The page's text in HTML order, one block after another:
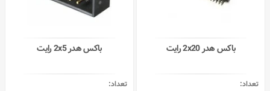
باکس هدر 2x20 رایت
تعداد:
باکس هدر 2x5 رایت
تعداد: